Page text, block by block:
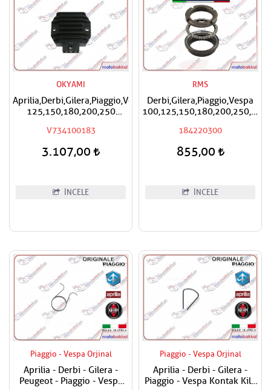
OKYAMI
Aprilia,Derbi,Gilera,Piaggio,Vespa
125,150,180,200,250
V734100183
3.107,00
İNCELE
RMS
Derbi,Gilera,Piaggio,Vespa
Mesnet Maşa Bilyası
184220300
855,00
İNCELE
Piaggio - Vespa Orjinal
Aprilia - Derbi - Gilera -
Peugeot - Piaggio - Vespa
Piaggio - Vespa Orjinal
Aprilia - Derbi - Gilera -
Piaggio - Vespa Kontak Kilit